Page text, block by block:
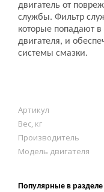
двигатель от
службы. Фильтр
которые попадают
двигателя, и
системы смазки.
Артикул
Вес, кг
Производитель
Модель двигателя
Популярные в разделе